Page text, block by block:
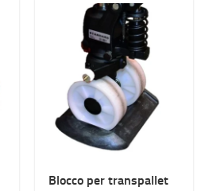
Blocco per transpallet